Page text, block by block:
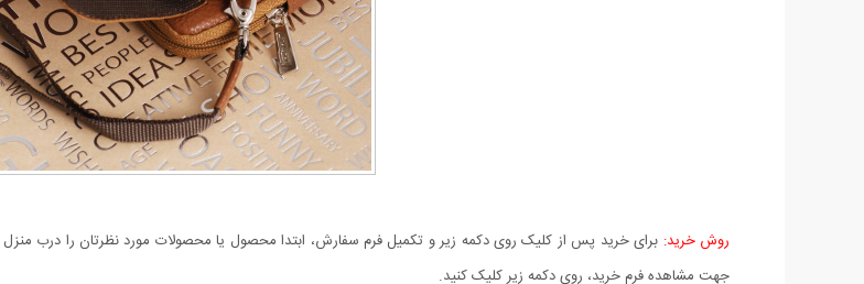
روش خرید: برای خرید پس از کلیک روی دکمه زیر و تکمیل فرم سفارش، ابتدا محصول یا محصولات مورد نظرتان را درب منزل
جهت مشاهده فرم خرید، روی دکمه زیر کلیک کنید.